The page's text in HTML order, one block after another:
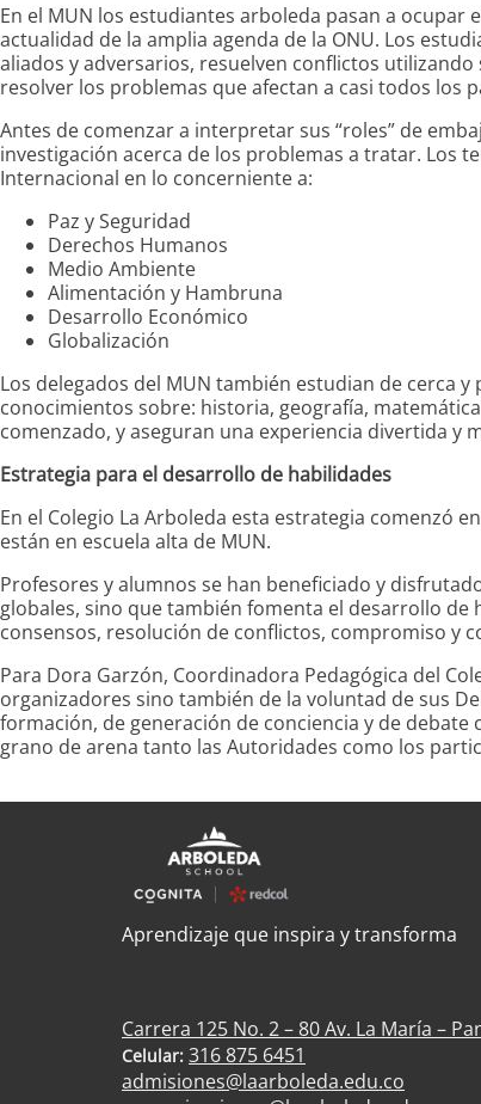
En el MUN los estudiantes arboleda pasan a
actualidad de la amplia agenda de la ONU. Los
aliados y adversarios, resuelven conflictos
resolver los problemas que afectan a casi todos los
Antes de comenzar a interpretar sus “roles” de
investigación acerca de los problemas a tratar. Los
Internacional en lo concerniente a:
Paz y Seguridad
Derechos Humanos
Medio Ambiente
Alimentación y Hambruna
Desarrollo Económico
Globalización
Los delegados del MUN también estudian de cerca
conocimientos sobre: historia, geografía,
comenzado, y aseguran una experiencia divertida y
Estrategia para el desarrollo de habilidades
En el Colegio La Arboleda esta estrategia comenzó
están en escuela alta de MUN.
Profesores y alumnos se han beneficiado y
globales, sino que también fomenta el desarrollo
consensos, resolución de conflictos, compromiso y
Para Dora Garzón, Coordinadora Pedagógica del
organizadores sino también de la voluntad de sus
formación, de generación de conciencia y de
grano de arena tanto las Autoridades como los
Aprendizaje que inspira y transforma
Carrera 125 No. 2 – 80 Av. La María –
Celular: 316 875 6451
admisiones@laarboleda.edu.co